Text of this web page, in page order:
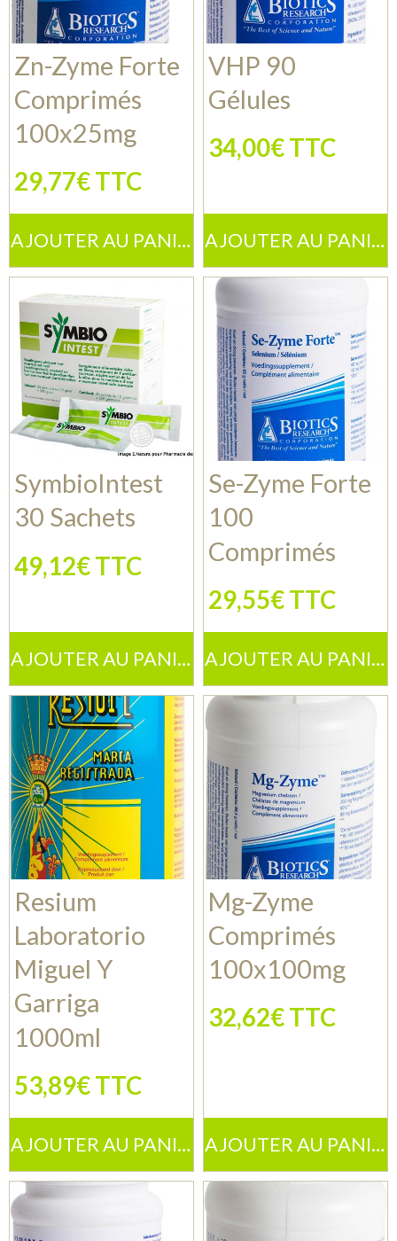
Zn-Zyme Forte
Comprimés
100x25mg
29,77€ TTC
AJOUTER AU PANIER
VHP 90
Gélules
34,00€ TTC
AJOUTER AU PANIER
SymbioIntest
30 Sachets
49,12€ TTC
AJOUTER AU PANIER
Se-Zyme Forte
100
Comprimés
29,55€ TTC
AJOUTER AU PANIER
Resium
Laboratorio
Miguel Y
Garriga
1000ml
53,89€ TTC
AJOUTER AU PANIER
Mg-Zyme
Comprimés
100x100mg
32,62€ TTC
AJOUTER AU PANIER